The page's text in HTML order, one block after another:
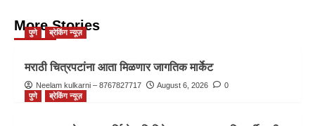
More Stories
पुणे ब्रेकिंग न्यूज़
मराठी चित्रपटांना आता मिळणार जागतिक मार्केट
Neelam kulkarni – 8767827717 August 6, 2026
0
पुणे
ब्रेकिंग न्यूज़